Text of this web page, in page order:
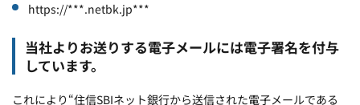
https://***.netbk.jp***
当社よりお送りする電子メールには電子署名を付与
しています。
これにより“住信SBIネット銀行から送信された電子メールである